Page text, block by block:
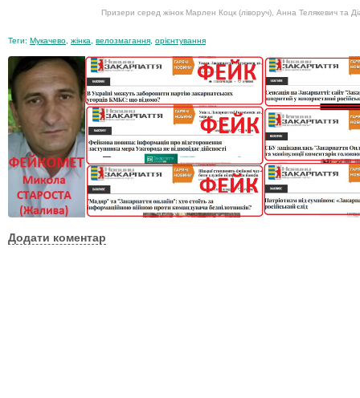
Призери серед жінок Марлен Коцк (ліворуч), Анна Телякевич та
Теги: Мукачево жінка велозмагання орієнтування
Додати коментар